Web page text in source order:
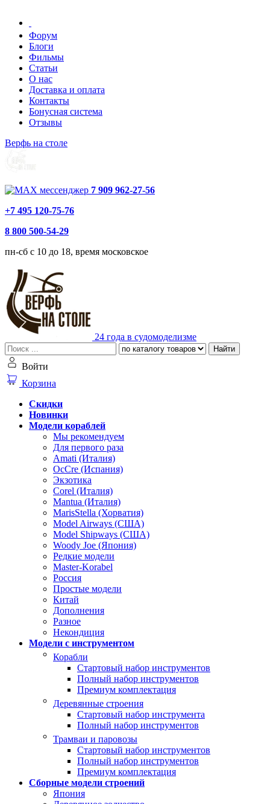
Форум
Блоги
Фильмы
Статьи
О нас
Доставка и оплата
Контакты
Бонусная система
Отзывы
Верфь на столе
7 909 962-27-56
+7 495 120-75-76
8 800 500-54-29
пн-сб с 10 до 18, время московское
24 года в судомоделизме
Найти
Войти
Корзина
Скидки
Новинки
Модели кораблей
Мы рекомендуем
Для первого раза
Amati (Италия)
OcCre (Испания)
Экзотика
Corel (Италия)
Mantua (Италия)
MarisStella (Хорватия)
Model Airways (США)
Model Shipways (США)
Woody Joe (Япония)
Редкие модели
Master-Korabel
Россия
Простые модели
Китай
Дополнения
Разное
Некондиция
Модели с инструментом
Корабли
Стартовый набор инструментов
Полный набор инструментов
Премиум комплектация
Деревянные строения
Стартовый набор инструмента
Полный набор инструментов
Трамваи и паровозы
Стартовый набор инструментов
Полный набор инструментов
Премиум комплектация
Сборные модели строений
Япония